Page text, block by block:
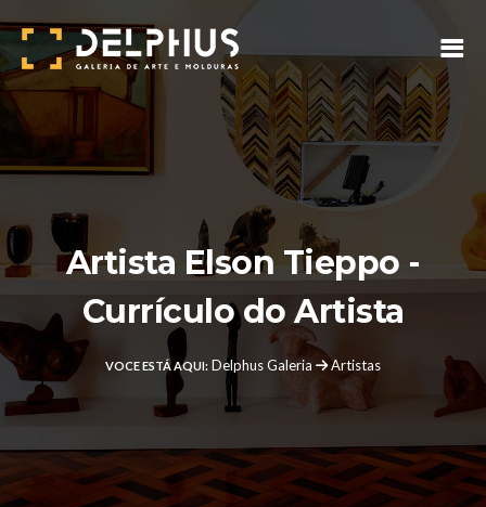
Artista Elson Tieppo -
Currículo do Artista
VOCE ESTÁ AQUI: Delphus Galeria Artistas